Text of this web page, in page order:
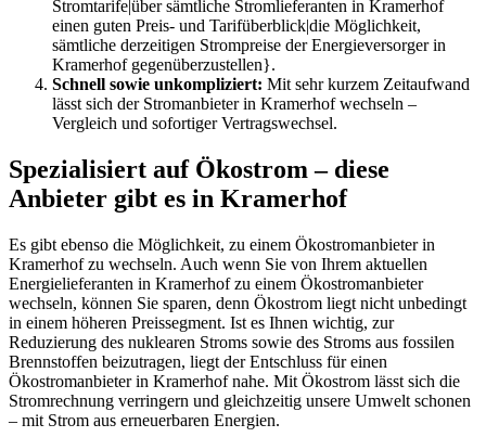
Stromtarife|über sämtliche Stromlieferanten in Kramerhof
einen guten Preis- und Tarifüberblick|die Möglichkeit,
sämtliche derzeitigen Strompreise der Energieversorger in
Kramerhof gegenüberzustellen}.
Schnell sowie unkompliziert: Mit sehr kurzem Zeitaufwand
lässt sich der Stromanbieter in Kramerhof wechseln –
Vergleich und sofortiger Vertragswechsel.
Spezialisiert auf Ökostrom – diese
Anbieter gibt es in Kramerhof
Es gibt ebenso die Möglichkeit, zu einem Ökostromanbieter in
Kramerhof zu wechseln. Auch wenn Sie von Ihrem aktuellen
Energielieferanten in Kramerhof zu einem Ökostromanbieter
wechseln, können Sie sparen, denn Ökostrom liegt nicht unbedingt
in einem höheren Preissegment. Ist es Ihnen wichtig, zur
Reduzierung des nuklearen Stroms sowie des Stroms aus fossilen
Brennstoffen beizutragen, liegt der Entschluss für einen
Ökostromanbieter in Kramerhof nahe. Mit Ökostrom lässt sich die
Stromrechnung verringern und gleichzeitig unsere Umwelt schonen
– mit Strom aus erneuerbaren Energien.